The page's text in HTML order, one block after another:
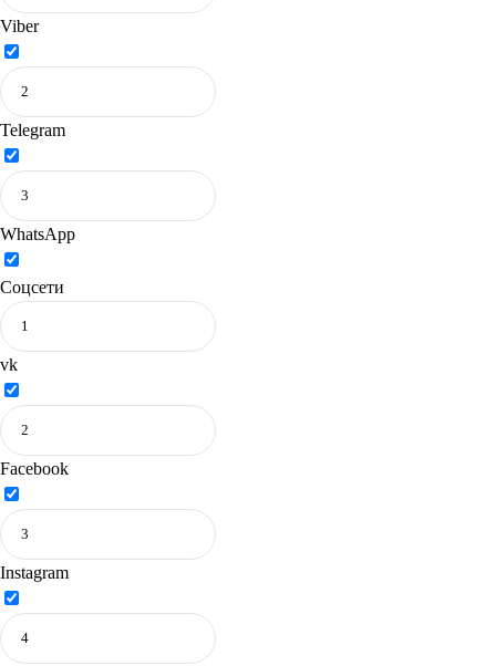
Viber
Telegram
WhatsApp
Соцсети
vk
Facebook
Instagram